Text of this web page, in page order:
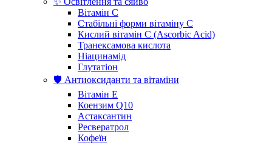
Вітамін С
Стабільні форми вітаміну С
Кислий вітамін С (Ascorbic Acid)
Транексамова кислота
Ніацинамід
Глутатіон
🛡️ Антиоксиданти та вітаміни
Вітамін Е
Коензим Q10
Астаксантин
Ресвератрол
Кофеїн